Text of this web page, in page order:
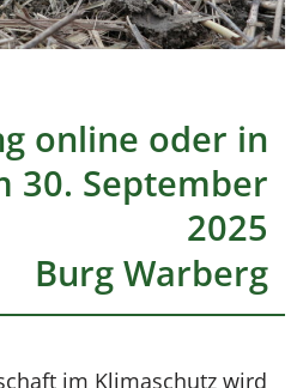
online oder in
30. September
2025
Burg Warberg
im Klimaschutz wird